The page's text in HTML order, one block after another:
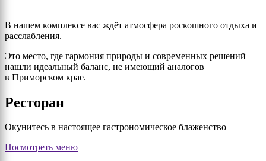
В нашем комплексе вас ждёт атмосфера роскошного отдыха и
расслабления.
Это место, где гармония природы и современных решений
нашли идеальный баланс, не имеющий аналогов
в Приморском крае.
Ресторан
Окунитесь в настоящее гастрономическое блаженство
Посмотреть меню